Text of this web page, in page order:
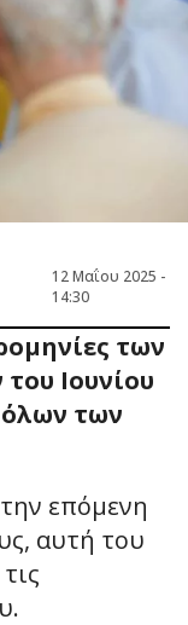
12 Μαΐου 2025 -
14:30
των
Ιουνίου
όλων των
επόμενη
αυτή του